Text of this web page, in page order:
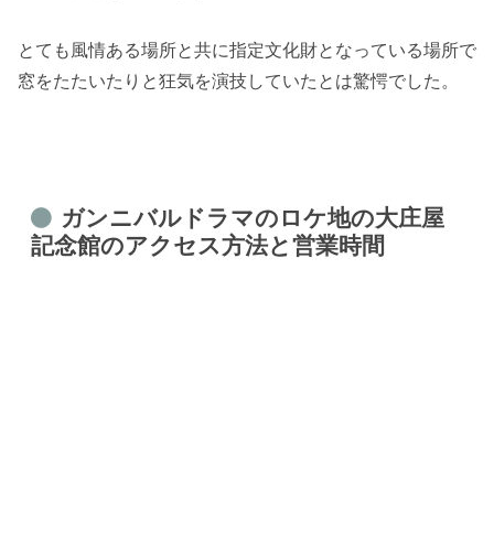
とても風情ある場所と共に指定文化財となっている場所で
窓をたたいたりと狂気を演技していたとは驚愕でした。
ガンニバルドラマのロケ地の大庄屋
記念館のアクセス方法と営業時間